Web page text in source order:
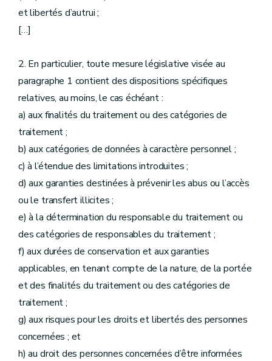
et libertés d’autrui ;
[…]
2. En particulier, toute mesure législative visée au
paragraphe 1 contient des dispositions spécifiques
relatives, au moins, le cas échéant :
a) aux finalités du traitement ou des catégories de
traitement ;
b) aux catégories de données à caractère personnel ;
c) à l’étendue des limitations introduites ;
d) aux garanties destinées à prévenir les abus ou l’accès
ou le transfert illicites ;
e) à la détermination du responsable du traitement ou
des catégories de responsables du traitement ;
f) aux durées de conservation et aux garanties
applicables, en tenant compte de la nature, de la portée
et des finalités du traitement ou des catégories de
traitement ;
g) aux risques pour les droits et libertés des personnes
concernées ; et
h) au droit des personnes concernées d’être informées